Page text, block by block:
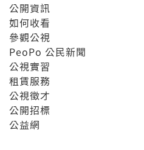
公開資訊
如何收看
參觀公視
PeoPo 公民新聞
公視實習
租賃服務
公視徵才
公開招標
公益網